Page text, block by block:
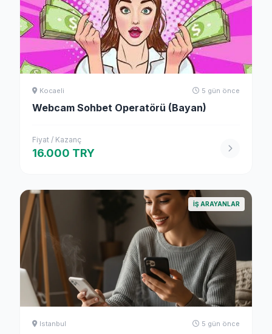
Kocaeli 5 gün önce
Webcam Sohbet Operatörü (Bayan)
Fiyat / Kazanç
16.000 TRY
İŞ ARAYANLAR
Istanbul 5 gün önce